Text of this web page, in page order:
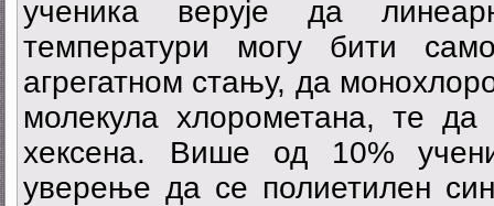
ученика верује да
температури могу бити
агрегатном стању, да
молекула хлорометана, те да
хексена. Више од 10%
уверење да се полиетилен